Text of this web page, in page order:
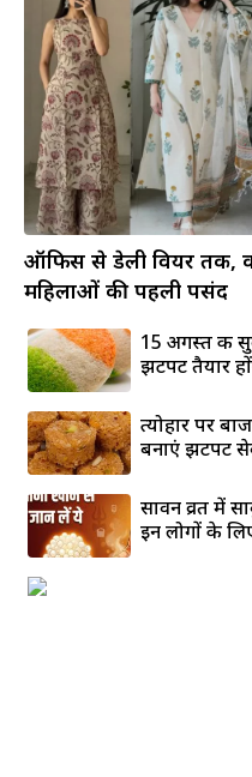
ऑफिस से डेली वियर तक,
महिलाओं की पहली पसंद
15 अगस्त की
झटपट तैयार
त्योहार पर
बनाएं झटपट
सावन व्रत में
इन लोगों के